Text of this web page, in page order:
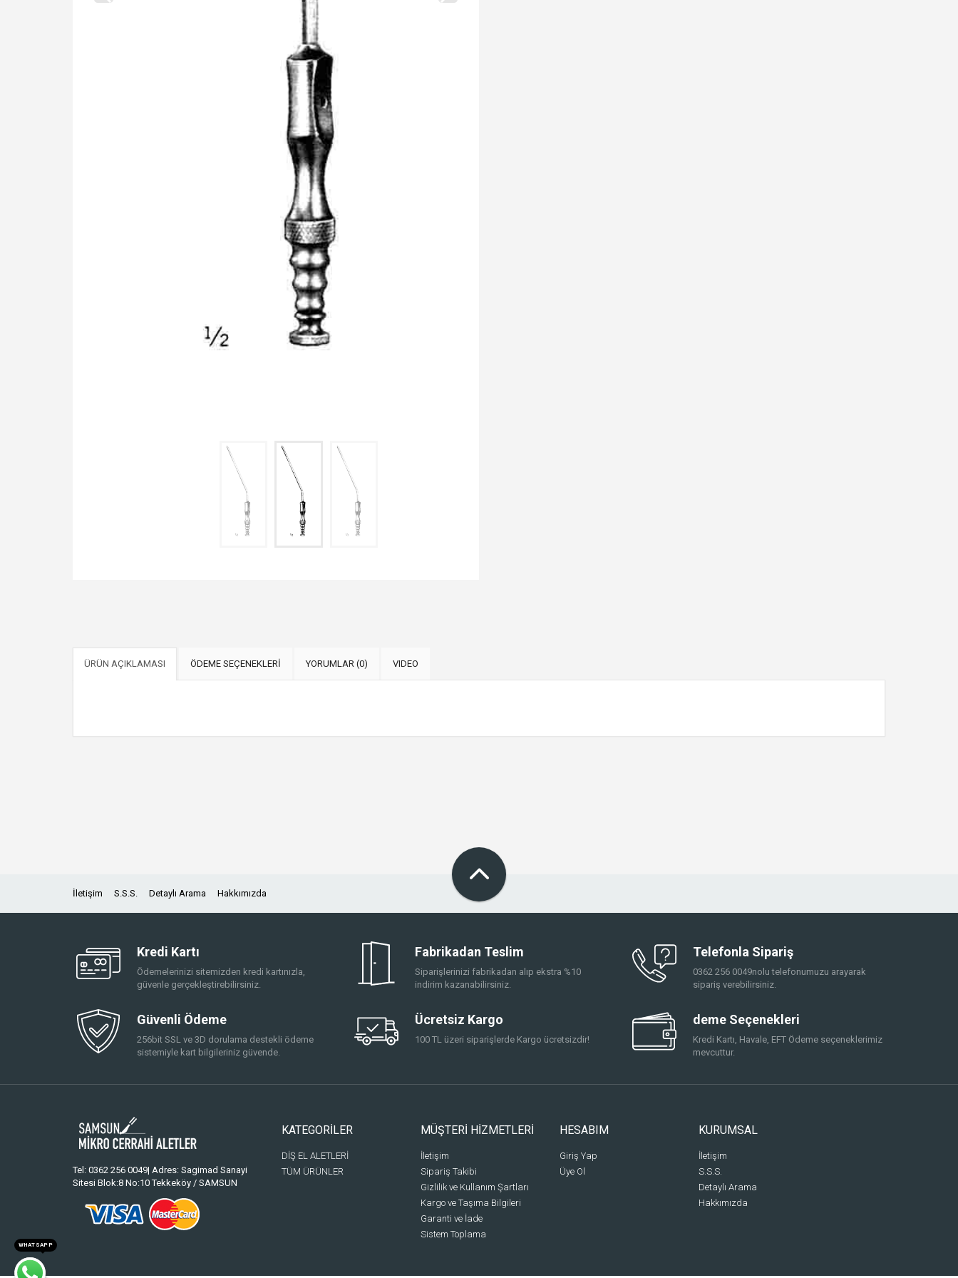
ÜRÜN AÇIKLAMASI ÖDEME SEÇENEKLERİ YORUMLAR (0) VIDEO
İletişim S.S.S. Detaylı Arama Hakkımızda
Kredi Kartı
Ödemelerinizi sitemizden kredi kartınızla,
güvenle gerçekleştirebilirsiniz.
Fabrikadan Teslim
Siparişlerinizi fabrikadan alıp ekstra %10
indirim kazanabilirsiniz.
Telefonla Sipariş
0362 256 0049nolu telefonumuzu arayarak
sipariş verebilirsiniz.
Güvenli Ödeme
256bit SSL ve 3D dorulama destekli ödeme
sistemiyle kart bilgileriniz güvende.
Ücretsiz Kargo
100 TL üzeri siparişlerde Kargo ücretsizdir!
deme Seçenekleri
Kredi Kartı, Havale, EFT Ödeme seçeneklerimiz
mevcuttur.
Tel: 0362 256 0049| Adres: Sagimad Sanayi
Sitesi Blok:8 No:10 Tekkeköy / SAMSUN
KATEGORİLER
DİŞ EL ALETLERİ
TÜM ÜRÜNLER
MÜŞTERİ HİZMETLERİ
İletişim
Sipariş Takibi
Gizlilik ve Kullanım Şartları
Kargo ve Taşıma Bilgileri
Garanti ve İade
Sistem Toplama
HESABIM
Giriş Yap
Üye Ol
KURUMSAL
İletişim
S.S.S.
Detaylı Arama
Hakkımızda
WHATSAPP